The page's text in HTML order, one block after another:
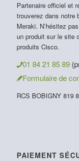
Partenaire officiel et
trouverez dans notre
Meraki. N’hésitez
un produit sur le site
produits Cisco.
01 84 21 85 89
Formulaire de
RCS BOBIGNY 819
PAIEMENT